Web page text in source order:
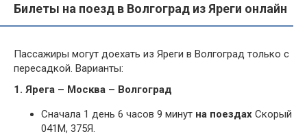
Билеты на поезд в Волгоград из Яреги онлайн
Пассажиры могут доехать из Яреги в Волгоград только с
пересадкой. Варианты:
1. Ярега – Москва – Волгоград
Сначала 1 день 6 часов 9 минут на поездах Скорый
041М, 375Я.